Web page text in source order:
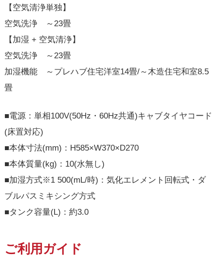
【空気清浄単独】
空気洗浄 ～23畳
【加湿 + 空気清浄】
空気洗浄 ～23畳
加湿機能 ～プレハブ住宅洋室14畳/～木造住宅和室8.5
畳
■電源：単相100V(50Hz・60Hz共通)キャブタイヤコード
(床置対応)
■本体寸法(mm)：H585×W370×D270
■本体質量(kg)：10(水無し)
■加湿方式※1 500(mL/時)：気化エレメント回転式・ダ
ブルパスミキシング方式
■タンク容量(L)：約3.0
ご利用ガイド